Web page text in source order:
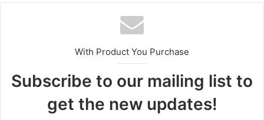
With Product You Purchase
Subscribe to our mailing list to
get the new updates!